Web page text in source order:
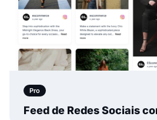
Pro
Feed de Redes Sociais